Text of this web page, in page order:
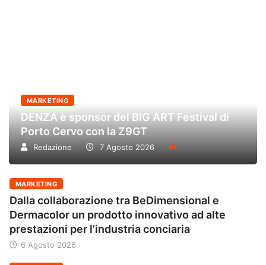
MARKETING
DENZA è sponsor del BIG ART Festival di
Porto Cervo con la Z9GT
Redazione 7 Agosto 2026
MARKETING
Dalla collaborazione tra BeDimensional e
Dermacolor un prodotto innovativo ad alte
prestazioni per l’industria conciaria
6 Agosto 2026